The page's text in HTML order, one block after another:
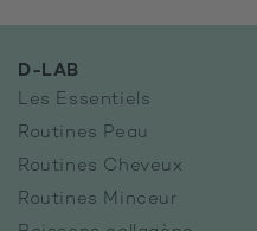
D-LAB
Les Essentiels
Routines Peau
Routines Cheveux
Routines Minceur